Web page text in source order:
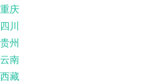
重庆
四川
贵州
云南
西藏